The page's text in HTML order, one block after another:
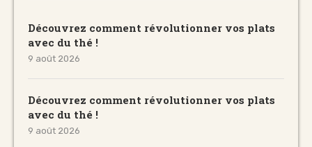
Découvrez comment révolutionner vos plats
avec du thé !
9 août 2026
Découvrez comment révolutionner vos plats
avec du thé !
9 août 2026